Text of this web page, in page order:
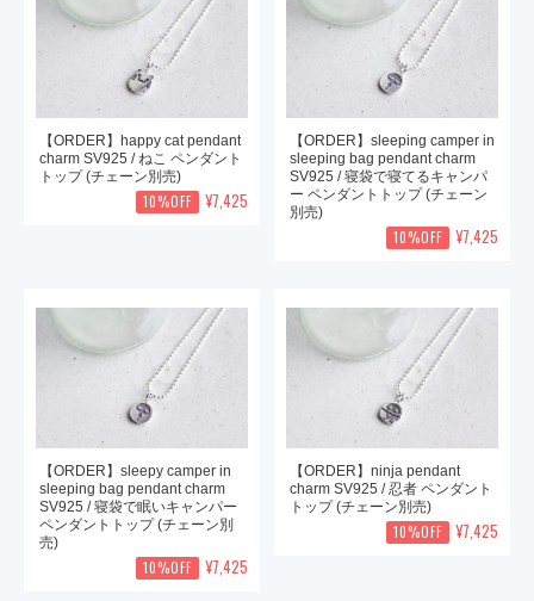
【ORDER】happy cat pendant
charm SV925 / ねこ ペンダント
トップ (チェーン別売)
10%OFF ¥7,425
【ORDER】sleeping camper in
sleeping bag pendant charm
SV925 / 寝袋で寝てるキャンパ
ー ペンダントトップ (チェーン
別売)
10%OFF ¥7,425
【ORDER】sleepy camper in
sleeping bag pendant charm
SV925 / 寝袋で眠いキャンパー
ペンダントトップ (チェーン別
売)
10%OFF ¥7,425
【ORDER】ninja pendant
charm SV925 / 忍者 ペンダント
トップ (チェーン別売)
10%OFF ¥7,425